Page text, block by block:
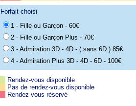
Forfait choisi
1 - Fille ou Garçon - 60€
2 - Fille ou Garçon Plus - 70€
3 - Admiration 3D - 4D - ( sans 6D ) 85€
4 - Admiration Plus 3D - 4D - 6D - 100€
Rendez-vous disponible
Pas de rendez-vous disponible
Rendez-vous réservé